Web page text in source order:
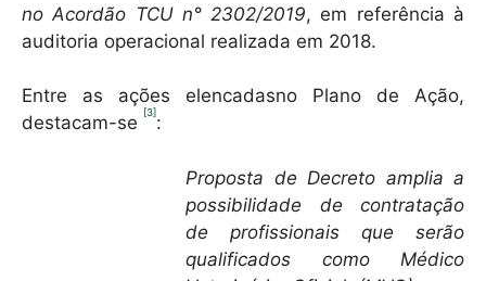
no Acordão TCU n° 2302/2019, em referência à
auditoria operacional realizada em 2018.
Entre as ações elencadasno Plano de Ação,
destacam-se
[3]:
Proposta de Decreto amplia a
possibilidade de contratação
de profissionais que serão
qualificados como Médico